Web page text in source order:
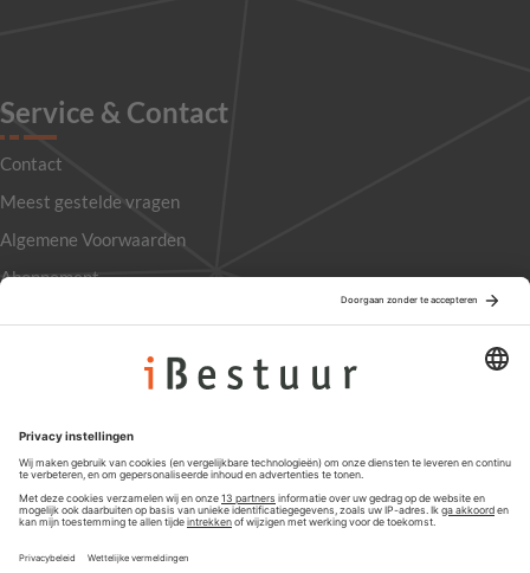
Service & Contact
Contact
Meest gestelde vragen
Algemene Voorwaarden
Abonnement
Privacyinstellingen